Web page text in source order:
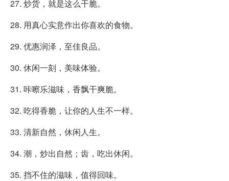
27. 炒货，就是这么干脆。
28. 用真心实意作出你喜欢的食物。
29. 优惠润泽，至佳良品。
30. 休闲一刻，美味体验。
31. 咔嚓乐滋味，香飘干爽脆。
32. 吃得香脆，让你的人生不一样。
33. 清新自然，休闲人生。
34. 潮，炒出自然；齿，吃出休闲。
35. 挡不住的滋味，值得回味。